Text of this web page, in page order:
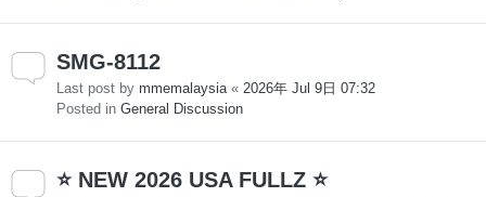
SMG-8112
Last post by mmemalaysia « 2026年 Jul 9日 07:32
Posted in General Discussion
⭐ NEW 2026 USA FULLZ ⭐